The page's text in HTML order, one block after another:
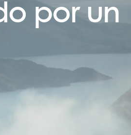
por un